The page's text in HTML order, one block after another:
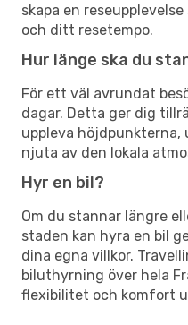
skapa en
och ditt resetempo.
Hur länge ska du
För ett väl avrundat
dagar. Detta ger dig
uppleva höjdpunkterna,
njuta av den lokala
Hyr en bil?
Om du stannar längre
staden kan hyra en bil
dina egna villkor.
biluthyrning över hela
flexibilitet och komfort